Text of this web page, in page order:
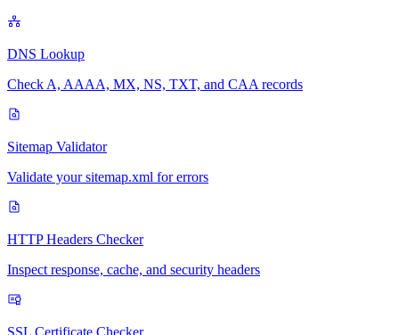
DNS Lookup
Check A, AAAA, MX, NS, TXT, and CAA records
Sitemap Validator
Validate your sitemap.xml for errors
HTTP Headers Checker
Inspect response, cache, and security headers
SSL Certificate Checker